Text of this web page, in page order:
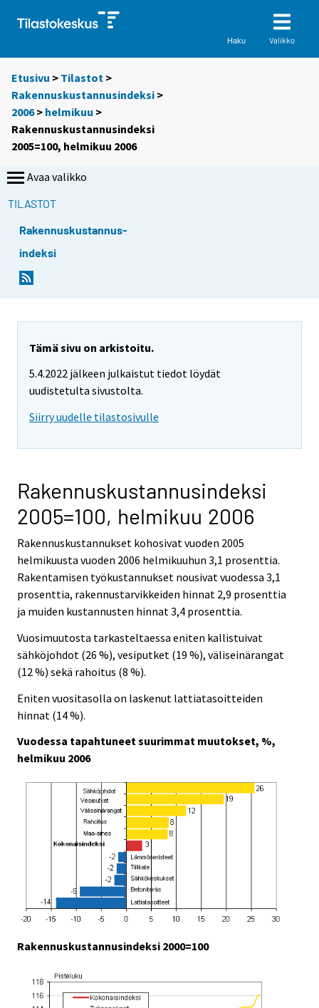
Haku Valikko
Etusivu > Tilastot >
Rakennuskustannusindeksi >
2006> helmikuu >
Rakennuskustannusindeksi
2005=100, helmikuu 2006
Avaa valikko
TILASTOT
Rakennuskustannus-
indeksi
Tämä sivu on arkistoitu.
5.4.2022 jälkeen julkaistut tiedot löydät
uudistetulta sivustolta.
Siirry uudelle tilastosivulle
Rakennuskustannusindeksi
2005=100, helmikuu 2006
Rakennuskustannukset kohosivat vuoden 2005
helmikuusta vuoden 2006 helmikuuhun 3,1 prosenttia.
Rakentamisen työkustannukset nousivat vuodessa 3,1
prosenttia, rakennustarvikkeiden hinnat 2,9 prosenttia
ja muiden kustannusten hinnat 3,4 prosenttia.
Vuosimuutosta tarkasteltaessa eniten kallistuivat
sähköjohdot (26 %), vesiputket (19 %), väliseinärangat
(12 %) sekä rahoitus (8 %).
Eniten vuositasolla on laskenut lattiatasoitteiden
hinnat (14 %).
Vuodessa tapahtuneet suurimmat muutokset, %,
helmikuu 2006
Rakennuskustannusindeksi 2000=100